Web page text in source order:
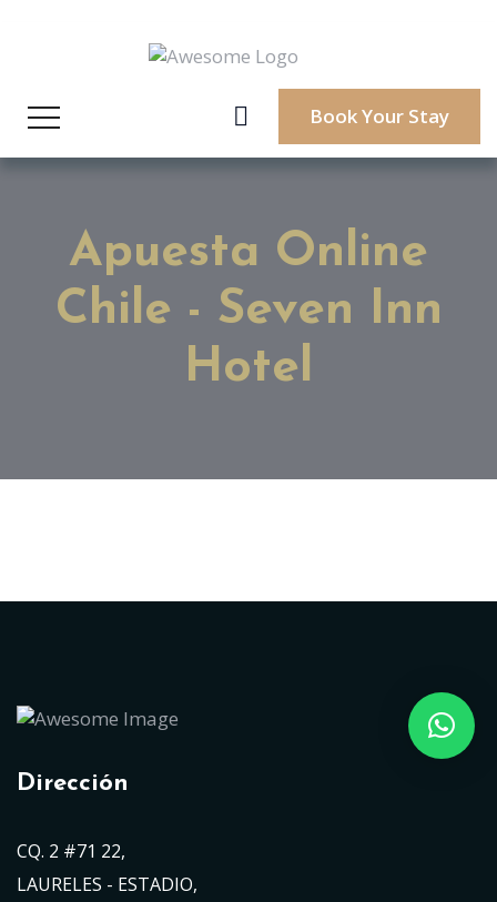
Book Your Stay
Apuesta Online
Chile - Seven Inn
Hotel
Dirección
CQ. 2 #71 22,
LAURELES - ESTADIO,